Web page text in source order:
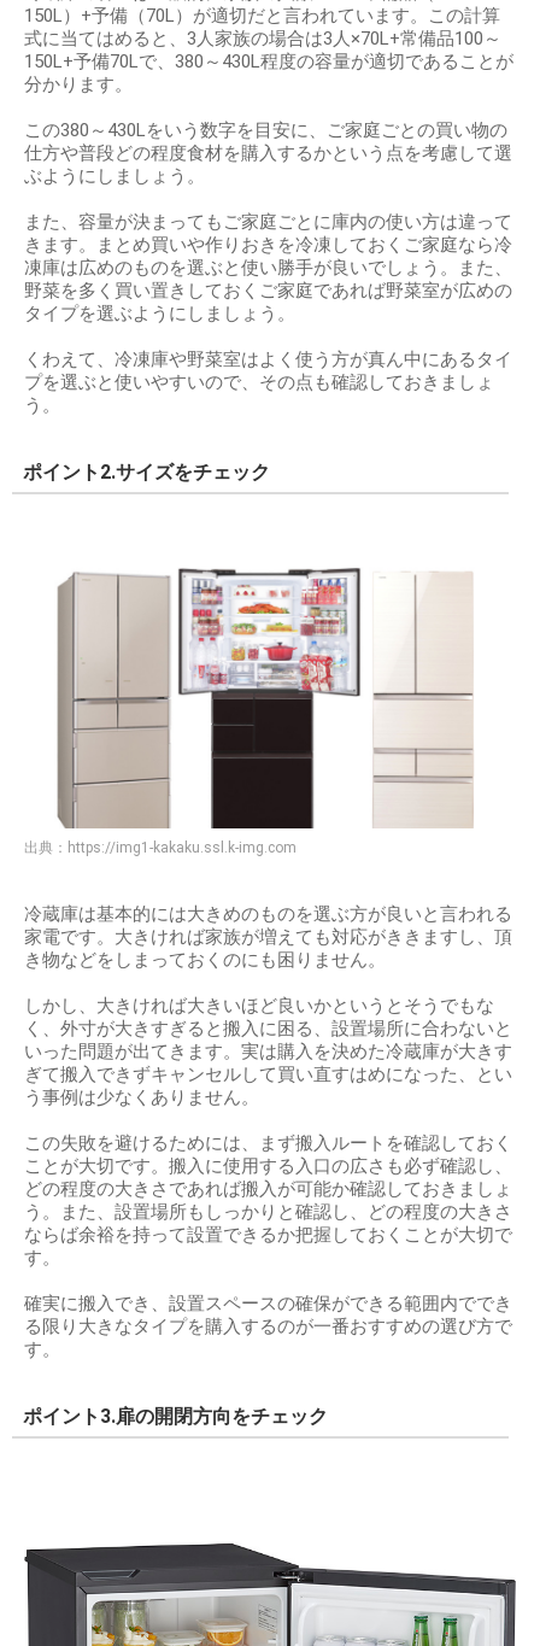
150L）+予備（70L）が適切だと言われています。この計算
式に当てはめると、3人家族の場合は3人×70L+常備品100～
150L+予備70Lで、380～430L程度の容量が適切であることが
分かります。
この380～430Lをいう数字を目安に、ご家庭ごとの買い物の
仕方や普段どの程度食材を購入するかという点を考慮して選
ぶようにしましょう。
また、容量が決まってもご家庭ごとに庫内の使い方は違って
きます。まとめ買いや作りおきを冷凍しておくご家庭なら冷
凍庫は広めのものを選ぶと使い勝手が良いでしょう。また、
野菜を多く買い置きしておくご家庭であれば野菜室が広めの
タイプを選ぶようにしましょう。
くわえて、冷凍庫や野菜室はよく使う方が真ん中にあるタイ
プを選ぶと使いやすいので、その点も確認しておきましょ
う。
ポイント2.サイズをチェック
出典： https://img1-kakaku.ssl.k-img.com
冷蔵庫は基本的には大きめのものを選ぶ方が良いと言われる
家電です。大きければ家族が増えても対応がききますし、頂
き物などをしまっておくのにも困りません。
しかし、大きければ大きいほど良いかというとそうでもな
く、外寸が大きすぎると搬入に困る、設置場所に合わないと
いった問題が出てきます。実は購入を決めた冷蔵庫が大きす
ぎて搬入できずキャンセルして買い直すはめになった、とい
う事例は少なくありません。
この失敗を避けるためには、まず搬入ルートを確認しておく
ことが大切です。搬入に使用する入口の広さも必ず確認し、
どの程度の大きさであれば搬入が可能か確認しておきましょ
う。また、設置場所もしっかりと確認し、どの程度の大きさ
ならば余裕を持って設置できるか把握しておくことが大切で
す。
確実に搬入でき、設置スペースの確保ができる範囲内ででき
る限り大きなタイプを購入するのが一番おすすめの選び方で
す。
ポイント3.扉の開閉方向をチェック